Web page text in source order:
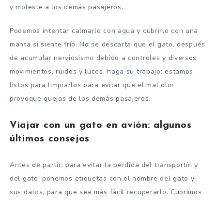
y moleste a los demás pasajeros.
Podemos intentar calmarlo con agua y cubrirlo con una
manta si siente frío. No se descarta que el gato, después
de acumular nerviosismo debido a controles y diversos
movimientos, ruidos y luces, haga su trabajo: estamos
listos para limpiarlos para evitar que el mal olor
provoque quejas de los demás pasajeros.
Viajar con un gato en avión: algunos
últimos consejos
Antes de partir, para evitar la pérdida del transportín y
del gato, ponemos etiquetas con el nombre del gato y
sus datos, para que sea más fácil recuperarlo. Cubrimos